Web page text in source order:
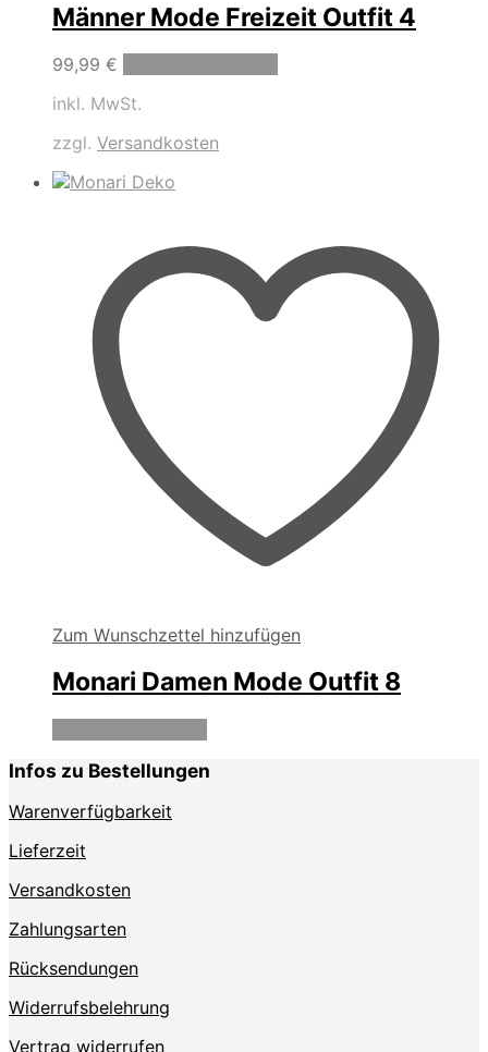
Männer Mode Freizeit Outfit 4
99,99 €
inkl. MwSt.
zzgl. Versandkosten
Zum Wunschzettel hinzufügen
Monari Damen Mode Outfit 8
Infos zu Bestellungen
Warenverfügbarkeit
Lieferzeit
Versandkosten
Zahlungsarten
Rücksendungen
Widerrufsbelehrung
Vertrag widerrufen